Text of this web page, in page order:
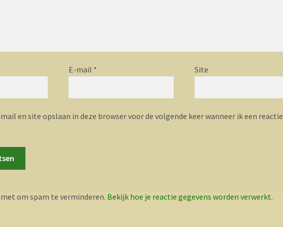
E-mail * Site
en site opslaan in deze browser voor de volgende keer wanneer ik een reactie
om spam te verminderen. Bekijk hoe je reactie gegevens worden verwerkt.